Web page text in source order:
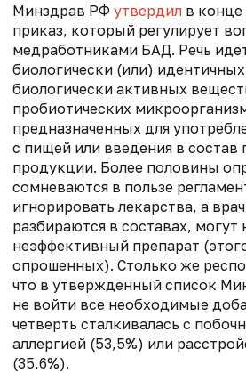
Минздрав РФ утвердил в
приказ, который регулирует
медработниками БАД. Речь
биологически (или)
биологически активных
пробиотических
предназначенных для
с пищей или введения в состав
продукции. Более половины
сомневаются в пользе
игнорировать лекарства, а
разбираются в составах, могут
неэффективный препарат
опрошенных). Столько же
что в утвержденный список
не войти все необходимые
четверть сталкивалась с
аллергией (53,5%) или
(35,6%).